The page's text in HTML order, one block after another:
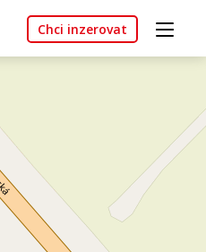
Chci inzerovat